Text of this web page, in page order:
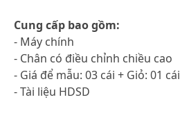
Cung cấp bao gồm:
- Máy chính
- Chân có điều chỉnh chiều cao
- Giá để mẫu: 03 cái + Giỏ: 01 cái
- Tài liệu HDSD